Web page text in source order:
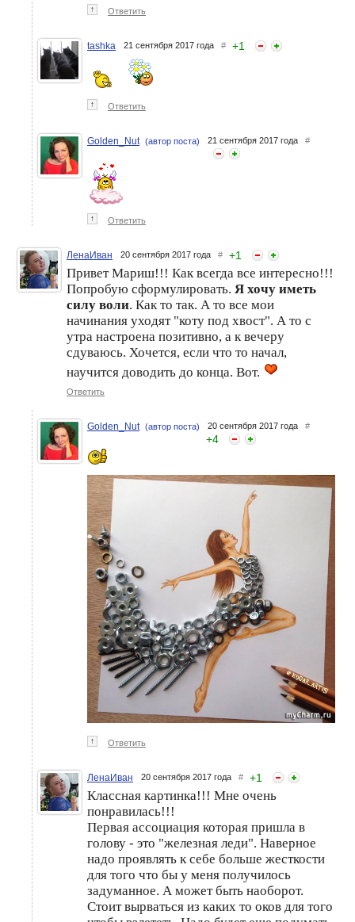
↑ Ответить
tashka 21 сентября 2017 года # +1
↑ Ответить
Golden_Nut (автор поста) 21 сентября 2017 года #
↑ Ответить
ЛенаИван 20 сентября 2017 года # +1
Привет Мариш!!! Как всегда все интересно!!!
Попробую сформулировать. Я хочу иметь
силу воли. Как то так. А то все мои
начинания уходят "коту под хвост". А то с
утра настроена позитивно, а к вечеру
сдуваюсь. Хочется, если что то начал,
научится доводить до конца. Вот.
Ответить
Golden_Nut (автор поста) 20 сентября 2017 года #
+4
↑ Ответить
ЛенаИван 20 сентября 2017 года # +1
Классная картинка!!! Мне очень
понравилась!!!
Первая ассоциация которая пришла в
голову - это "железная леди". Наверное
надо проявлять к себе больше жесткости
для того что бы у меня получилось
задуманное. А может быть наоборот.
Стоит вырваться из каких то оков для того